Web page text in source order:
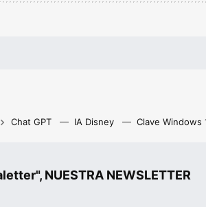
Chat GPT IA Disney Clave Windows
NUESTRA NEWSLETTER